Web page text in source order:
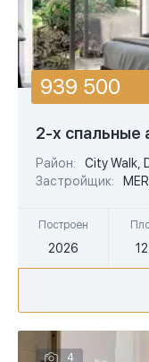
2-х спальные
Район:
City Walk,
Застройщик:
Построен
2026
939 500
4